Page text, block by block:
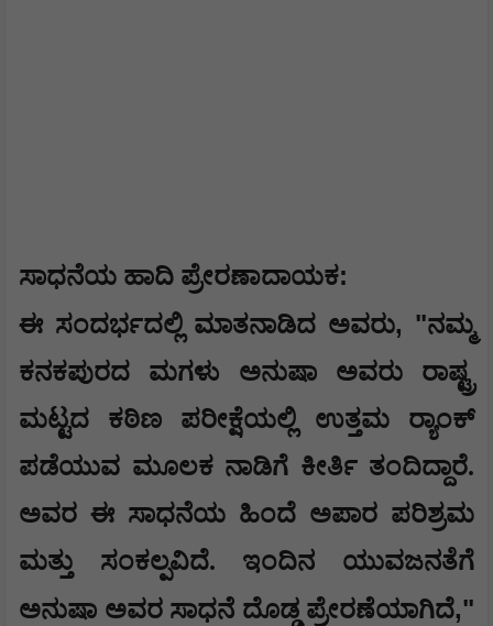
​ಸಾಧನೆಯ ಹಾದಿ ಪ್ರೇರಣಾದಾಯಕ:
​ಈ ಸಂದರ್ಭದಲ್ಲಿ ಮಾತನಾಡಿದ ಅವರು, "ನಮ್ಮ
ಕನಕಪುರದ ಮಗಳು ಅನುಷಾ ಅವರು ರಾಷ್ಟ್ರ
ಮಟ್ಟದ ಕಠಿಣ ಪರೀಕ್ಷೆಯಲ್ಲಿ ಉತ್ತಮ ರ‍್ಯಾಂಕ್
ಪಡೆಯುವ ಮೂಲಕ ನಾಡಿಗೆ ಕೀರ್ತಿ ತಂದಿದ್ದಾರೆ.
ಅವರ ಈ ಸಾಧನೆಯ ಹಿಂದೆ ಅಪಾರ ಪರಿಶ್ರಮ
ಮತ್ತು ಸಂಕಲ್ಪವಿದೆ. ಇಂದಿನ ಯುವಜನತೆಗೆ
ಅನುಷಾ ಅವರ ಸಾಧನೆ ದೊಡ್ಡ ಪ್ರೇರಣೆಯಾಗಿದೆ,"